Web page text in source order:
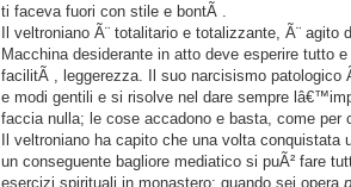
ti faceva fuori con stile e bontÃ .
Il veltroniano Ã¨ totalitario e totalizzante, Ã¨ agito
Macchina desiderante in atto deve esperire tutto
facilitÃ , leggerezza. Il suo narcisismo patologico
e modi gentili e si risolve nel dare sempre
faccia nulla; le cose accadono e basta, come per
Il veltroniano ha capito che una volta conquistata
un conseguente bagliore mediatico si puÃ² fare
esercizi spirituali in monastero; quando sei opera